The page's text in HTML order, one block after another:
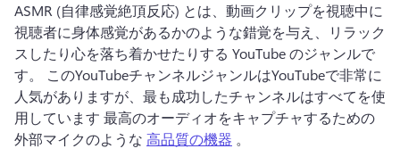
ASMR (自律感覚絶頂反応) とは、動画クリップを視聴中に
視聴者に身体感覚があるかのような錯覚を与え、リラック
スしたり心を落ち着かせたりする YouTube のジャンルで
す。 このYouTubeチャンネルジャンルはYouTubeで非常に
人気がありますが、最も成功したチャンネルはすべてを使
用しています 最高のオーディオをキャプチャするための
外部マイクのような 高品質の機器 。